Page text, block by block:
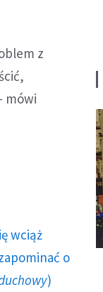
z
mówi
wciąż
o
)